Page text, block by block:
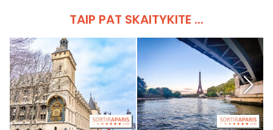
TAIP PAT SKAITYKITE ...